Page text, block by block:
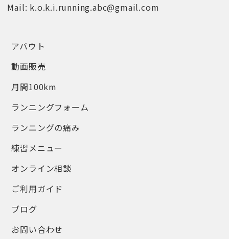
Mail: k.o.k.i.running.abc@gmail.com
アバウト
動画販売
月間100km
ランニングフォーム
ランニングの痛み
練習メニュー
オンライン相談
ご利用ガイド
ブログ
お問い合わせ